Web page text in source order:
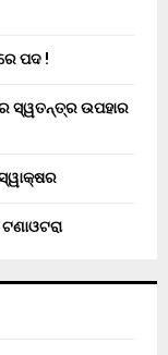
ପଦ !
ସ୍ୱତନ୍ତ୍ର ଉପହାର